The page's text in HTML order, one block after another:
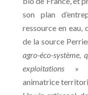
son plan
ressource en eau,
de la source
agro-éco-système,
exploitations »
animatrice